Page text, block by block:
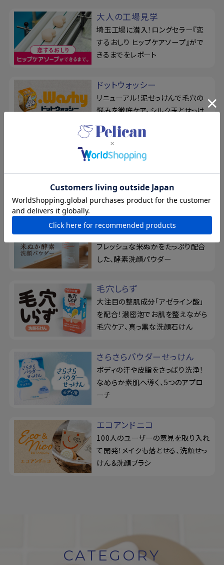
大人の工場見学
埼玉工場に潜入！ロングセラー『恋
するおしり ヒップケアソープ』がで
きるまでをレポート
ドットウォッシー
リニューアル！泥せっけんで毛穴の
悩みを徹底ケア。シルク玉とせっけ
For Back
背中を集中ケア
ピーズルーツ
毛穴汚れを、濃密ねばり泡が吸着！
フレッシュな米ぬかをたっぷり配合
した、酵素洗顔パウダー
毛穴しらず
大注目の整肌成分「アゼライン酸」
を配合！濃密泡でお肌を整えながら
毛穴ケア、真っ黒な洗顔石けん
さらさらパウダーせっけん
ボディの汗や皮脂をさっぱり洗浄！
なめらか素肌へ導く、5つのアプロ
ーチ
エコアンドニコ
100人のユーザーの意見を取り入れ
て開発！メイクも落とせる、洗顔せっ
けん＆洗顔ブラシ
CATEGORY